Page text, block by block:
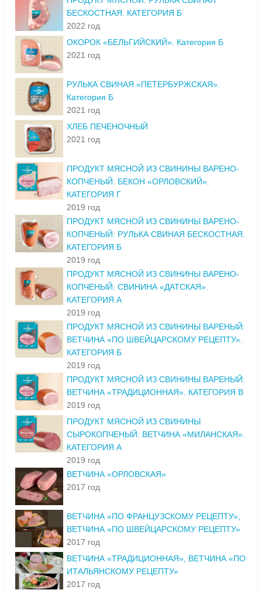
БЕСКОСТНАЯ. КАТЕГОРИЯ Б
2022 год
ОКОРОК «БЕЛЬГИЙСКИЙ». Категория Б
2021 год
РУЛЬКА СВИНАЯ «ПЕТЕРБУРЖСКАЯ».
Категория Б
2021 год
ХЛЕБ ПЕЧЕНОЧНЫЙ
2021 год
ПРОДУКТ МЯСНОЙ ИЗ СВИНИНЫ ВАРЕНО-
КОПЧЕНЫЙ: БЕКОН «ОРЛОВСКИЙ».
КАТЕГОРИЯ Г
2019 год
ПРОДУКТ МЯСНОЙ ИЗ СВИНИНЫ ВАРЕНО-
КОПЧЕНЫЙ: РУЛЬКА СВИНАЯ БЕСКОСТНАЯ.
КАТЕГОРИЯ Б
2019 год
ПРОДУКТ МЯСНОЙ ИЗ СВИНИНЫ ВАРЕНО-
КОПЧЕНЫЙ: СВИНИНА «ДАТСКАЯ».
КАТЕГОРИЯ А
2019 год
ПРОДУКТ МЯСНОЙ ИЗ СВИНИНЫ ВАРЕНЫЙ:
ВЕТЧИНА «ПО ШВЕЙЦАРСКОМУ РЕЦЕПТУ».
КАТЕГОРИЯ Б
2019 год
ПРОДУКТ МЯСНОЙ ИЗ СВИНИНЫ ВАРЕНЫЙ:
ВЕТЧИНА «ТРАДИЦИОННАЯ». КАТЕГОРИЯ В
2019 год
ПРОДУКТ МЯСНОЙ ИЗ СВИНИНЫ
СЫРОКОПЧЕНЫЙ: ВЕТЧИНА «МИЛАНСКАЯ».
КАТЕГОРИЯ А
2019 год
ВЕТЧИНА «ОРЛОВСКАЯ»
2017 год
ВЕТЧИНА «ПО ФРАНЦУЗСКОМУ РЕЦЕПТУ»,
ВЕТЧИНА «ПО ШВЕЙЦАРСКОМУ РЕЦЕПТУ»
2017 год
ВЕТЧИНА «ТРАДИЦИОННАЯ», ВЕТЧИНА «ПО
ИТАЛЬЯНСКОМУ РЕЦЕПТУ»
2017 год